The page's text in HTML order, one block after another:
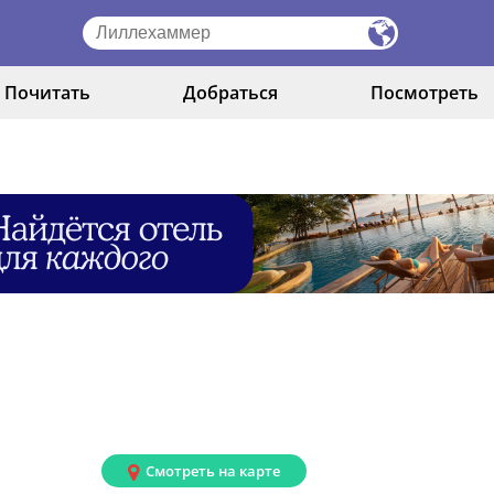
Почитать Добраться Посмотреть
Смотреть на карте